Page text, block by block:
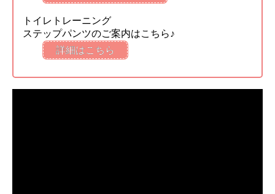
トイレトレーニング
ステップパンツのご案内はこちら♪
詳細はこちら